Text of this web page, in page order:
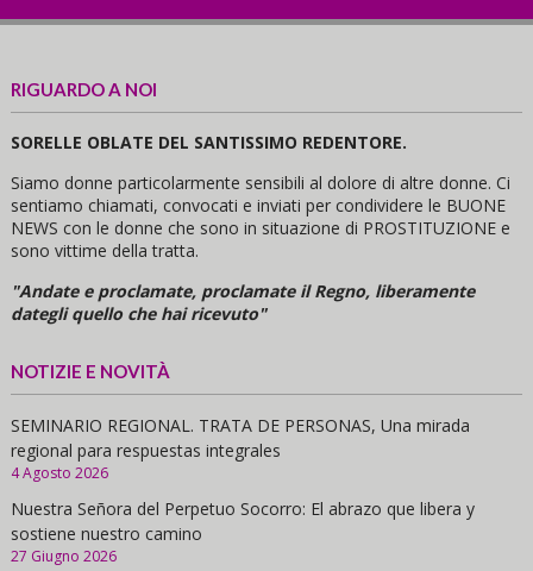
RIGUARDO A NOI
SORELLE OBLATE DEL SANTISSIMO REDENTORE.
Siamo donne particolarmente sensibili al dolore di altre donne. Ci
sentiamo chiamati, convocati e inviati per condividere le BUONE
NEWS con le donne che sono in situazione di PROSTITUZIONE e
sono vittime della tratta.
"Andate e proclamate, proclamate il Regno, liberamente
dategli quello che hai ricevuto"
NOTIZIE E NOVITÀ
SEMINARIO REGIONAL. TRATA DE PERSONAS, Una mirada
regional para respuestas integrales
4 Agosto 2026
Nuestra Señora del Perpetuo Socorro: El abrazo que libera y
sostiene nuestro camino
27 Giugno 2026